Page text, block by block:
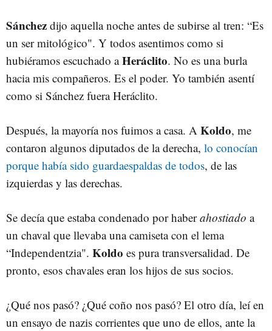
Sánchez dijo aquella noche antes de subirse al tren: “Es
un ser mitológico". Y todos asentimos como si
hubiéramos escuchado aHeráclito. No es una burla
hacia mis compañeros. Es el poder. Yo también asentí
como si Sánchez fuera Heráclito.
Después, la mayoría nos fuimos a casa. A Koldo, me
contaron algunos diputados de la derecha, lo conocían
porque había sido guardaespaldas de todos, de las
izquierdas y las derechas.
Se decía que estaba condenado por haberahostiado a
un chaval que llevaba una camiseta con el lema
“Independentzia". Koldo es pura transversalidad. De
pronto, esos chavales eran los hijos de sus socios.
¿Qué nos pasó? ¿Qué coño nos pasó? El otro día, leí en
un ensayo de nazis corrientes que uno de ellos, ante la